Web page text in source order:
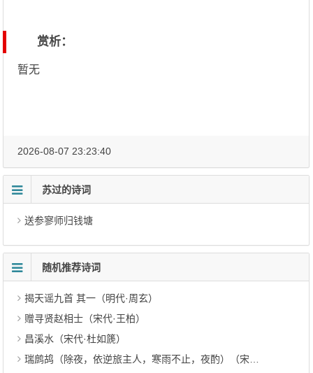
赏析：
暂无
2026-08-07 23:23:40
苏过的诗词
送参寥师归钱塘
随机推荐诗词
揭天谣九首 其一（明代·周玄）
赠寻贤赵相士（宋代·王柏）
昌溪水（宋代·杜如篪）
瑞鹧鸪（除夜，依逆旅主人，寒雨不止，夜酌）（宋代·卢炳）